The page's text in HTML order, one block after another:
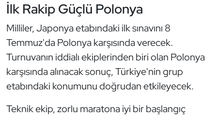
İlk Rakip Güçlü Polonya
Milliler, Japonya etabındaki ilk sınavını 8
Temmuz'da Polonya karşısında verecek.
Turnuvanın iddialı ekiplerinden biri olan Polonya
karşısında alınacak sonuç, Türkiye'nin grup
etabındaki konumunu doğrudan etkileyecek.
Teknik ekip, zorlu maratona iyi bir başlangıç
Halter
Hava Sporları
Hentbol
İşitme Engelli Sporcular
Judo ve Kuraş